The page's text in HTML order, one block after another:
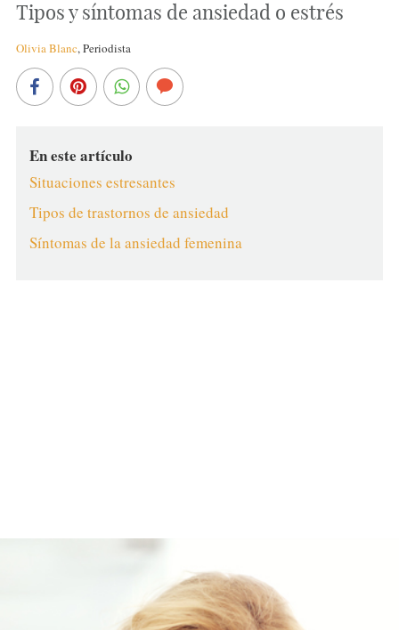
Tipos y síntomas de ansiedad o estrés
Olivia Blanc,Periodista
En este artículo
Situaciones estresantes
Tipos de trastornos de ansiedad
Síntomas de la ansiedad femenina